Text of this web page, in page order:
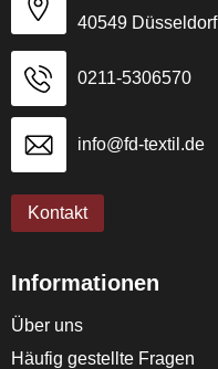
40549 Düsseldorf
0211-5306570
info@fd-textil.de
Kontakt
Informationen
Über uns
Häufig gestellte Fragen